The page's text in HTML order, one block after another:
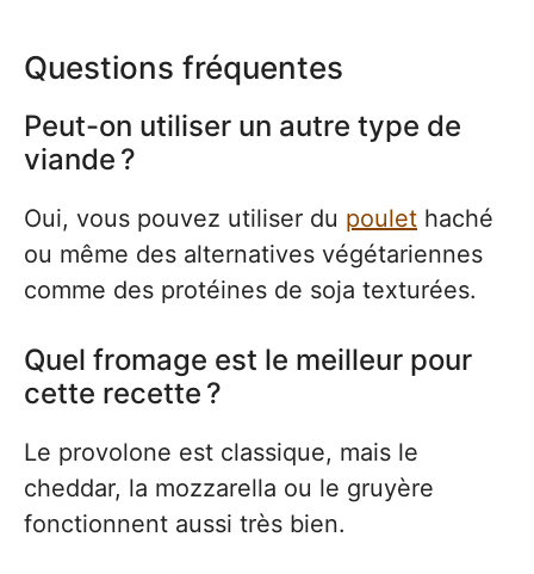
Questions fréquentes
Peut-on utiliser un autre type de
viande ?
Oui, vous pouvez utiliser du poulet haché
ou même des alternatives végétariennes
comme des protéines de soja texturées.
Quel fromage est le meilleur pour
cette recette ?
Le provolone est classique, mais le
cheddar, la mozzarella ou le gruyère
fonctionnent aussi très bien.